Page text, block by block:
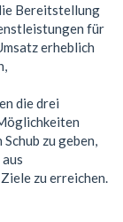
Bereitstellung
für
erheblich
die drei
zu geben,
zu erreichen.